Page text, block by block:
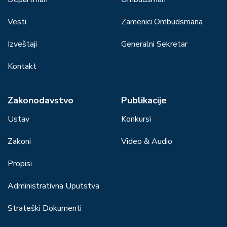
Vesti
Izveštaji
Kontakt
Zamenici Ombudsmana
Generalni Sekretar
Zakonodavstvo
Ustav
Zakoni
Propisi
Administrativna Uputstva
Strateški Dokumenti
Publikacije
Konkursi
Video & Audio